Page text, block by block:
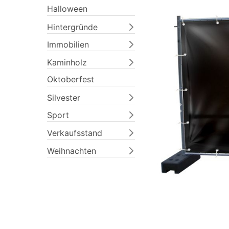
Halloween
Hintergründe
Immobilien
Kaminholz
Oktoberfest
Silvester
Sport
Verkaufsstand
Weihnachten
Previous